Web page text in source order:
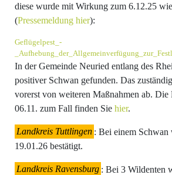
diese wurde mit Wirkung zum 6.12.25
(Pressemeldung hier):
Geflügelpest_-
In der Gemeinde Neuried entlang des
positiver Schwan gefunden. Das
vorerst von weiteren Maßnahmen ab. Die
06.11. zum Fall finden Sie hier.
Landkreis Tuttlingen : Bei einem
19.01.26 bestätigt.
Landkreis Ravensburg : Bei 3 Wildenten